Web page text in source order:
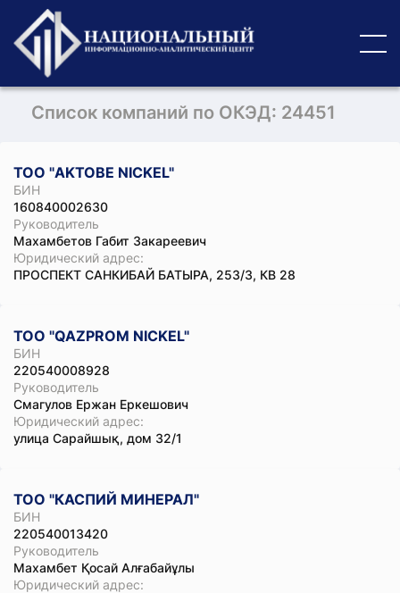
Список компаний по ОКЭД: 24451
ТОО "AKTOBE NICKEL"
БИН
160840002630
Руководитель
Махамбетов Габит Закареевич
Юридический адрес:
ПРОСПЕКТ САНКИБАЙ БАТЫРА, 253/3, КВ 28
ТОО "QAZPROM NICKEL"
БИН
220540008928
Руководитель
Смагулов Ержан Еркешович
Юридический адрес:
улица Сарайшық, дом 32/1
ТОО "КАСПИЙ МИНЕРАЛ"
БИН
220540013420
Руководитель
Махамбет Қосай Алғабайұлы
Юридический адрес: